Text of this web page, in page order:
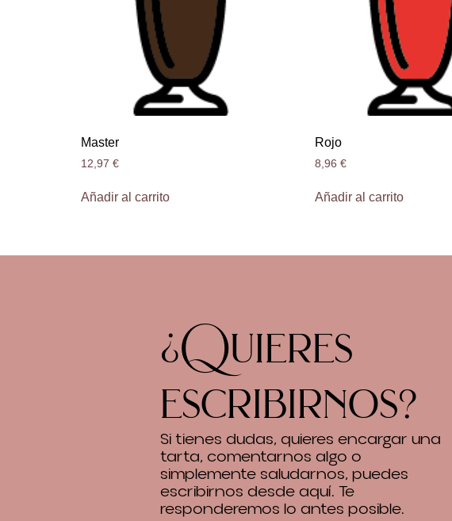
Master
12,97 €
Añadir al carrito
Rojo
8,96 €
Añadir al carrito
¿Quieres
escribirnos?
Si tienes dudas, quieres encargar una
tarta, comentarnos algo o
simplemente saludarnos, puedes
escribirnos desde aquí. Te
responderemos lo antes posible.